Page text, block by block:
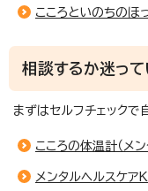
こころといのちのほ
相談するか迷って
まずはセルフチェックで
こころの体温計（メン
メンタルヘルスケア